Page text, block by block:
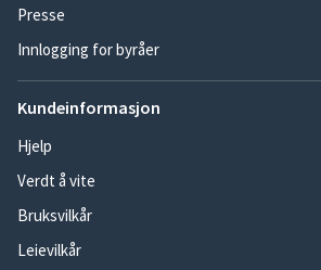
Presse
Innlogging for byråer
Kundeinformasjon
Hjelp
Verdt å vite
Bruksvilkår
Leievilkår